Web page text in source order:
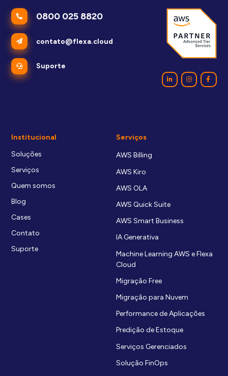
0800 025 8820
contato@flexa.cloud
Suporte
Institucional
Soluções
Serviços
Quem somos
Blog
Cases
Contato
Suporte
Serviços
AWS Billing
AWS Kiro
AWS OLA
AWS Quick Suite
AWS Smart Business
IA Generativa
Machine Learning AWS e Flexa
Cloud
Migração Free
Migração para Nuvem
Performance de Aplicações
Predição de Estoque
Serviços Gerenciados
Solução FinOps